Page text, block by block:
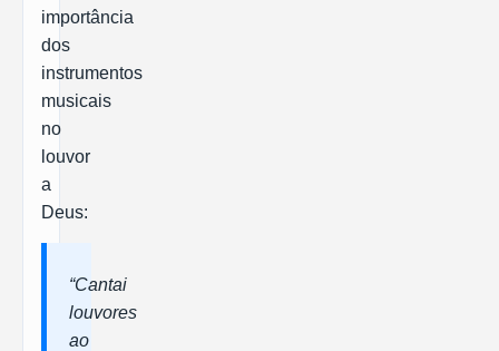
importância
dos
instrumentos
musicais
no
louvor
a
Deus:
“Cantai
louvores
ao